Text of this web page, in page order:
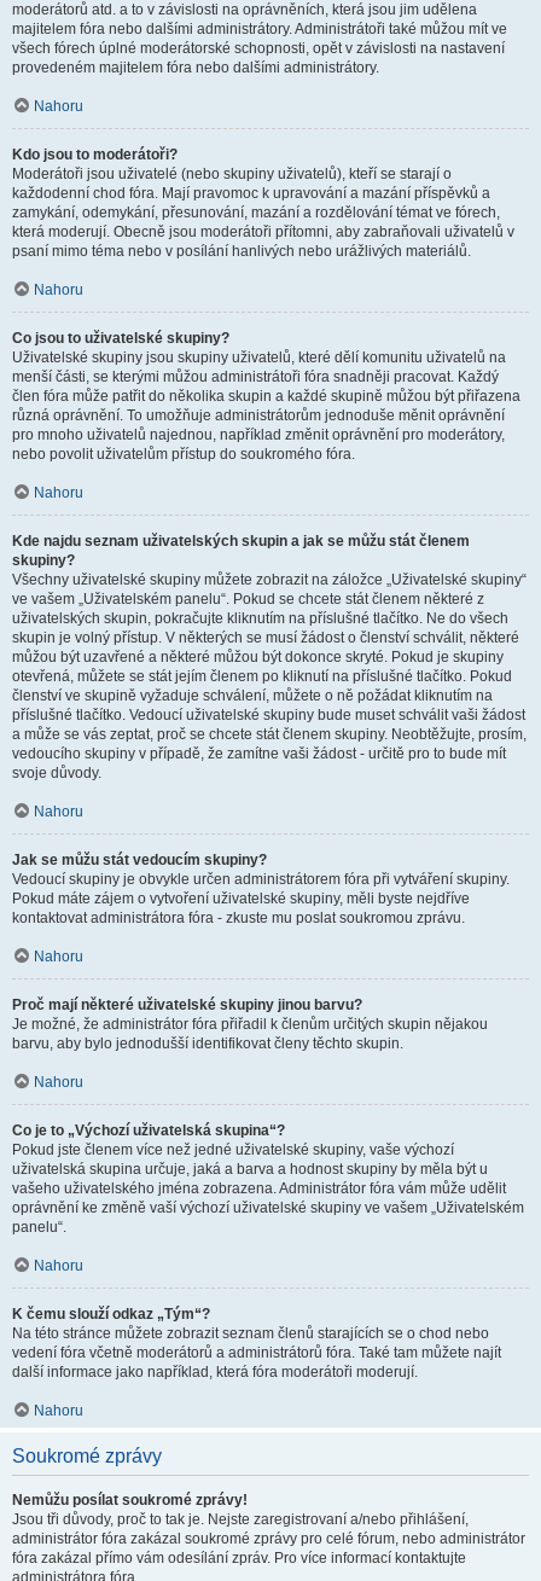
moderátorů atd. a to v závislosti na oprávněních, která jsou jim udělena
majitelem fóra nebo dalšími administrátory. Administrátoři také můžou mít ve
všech fórech úplné moderátorské schopnosti, opět v závislosti na nastavení
provedeném majitelem fóra nebo dalšími administrátory.
Nahoru
Kdo jsou to moderátoři?
Moderátoři jsou uživatelé (nebo skupiny uživatelů), kteří se starají o
každodenní chod fóra. Mají pravomoc k upravování a mazání příspěvků a
zamykání, odemykání, přesunování, mazání a rozdělování témat ve fórech,
která moderují. Obecně jsou moderátoři přítomni, aby zabraňovali uživatelů v
psaní mimo téma nebo v posílání hanlivých nebo urážlivých materiálů.
Nahoru
Co jsou to uživatelské skupiny?
Uživatelské skupiny jsou skupiny uživatelů, které dělí komunitu uživatelů na
menší části, se kterými můžou administrátoři fóra snadněji pracovat. Každý
člen fóra může patřit do několika skupin a každé skupině můžou být přiřazena
různá oprávnění. To umožňuje administrátorům jednoduše měnit oprávnění
pro mnoho uživatelů najednou, například změnit oprávnění pro moderátory,
nebo povolit uživatelům přístup do soukromého fóra.
Nahoru
Kde najdu seznam uživatelských skupin a jak se můžu stát členem
skupiny?
Všechny uživatelské skupiny můžete zobrazit na záložce „Uživatelské skupiny“
ve vašem „Uživatelském panelu“. Pokud se chcete stát členem některé z
uživatelských skupin, pokračujte kliknutím na příslušné tlačítko. Ne do všech
skupin je volný přístup. V některých se musí žádost o členství schválit, některé
můžou být uzavřené a některé můžou být dokonce skryté. Pokud je skupiny
otevřená, můžete se stát jejím členem po kliknutí na příslušné tlačítko. Pokud
členství ve skupině vyžaduje schválení, můžete o ně požádat kliknutím na
příslušné tlačítko. Vedoucí uživatelské skupiny bude muset schválit vaši žádost
a může se vás zeptat, proč se chcete stát členem skupiny. Neobtěžujte, prosím,
vedoucího skupiny v případě, že zamítne vaši žádost - určitě pro to bude mít
svoje důvody.
Nahoru
Jak se můžu stát vedoucím skupiny?
Vedoucí skupiny je obvykle určen administrátorem fóra při vytváření skupiny.
Pokud máte zájem o vytvoření uživatelské skupiny, měli byste nejdříve
kontaktovat administrátora fóra - zkuste mu poslat soukromou zprávu.
Nahoru
Proč mají některé uživatelské skupiny jinou barvu?
Je možné, že administrátor fóra přiřadil k členům určitých skupin nějakou
barvu, aby bylo jednodušší identifikovat členy těchto skupin.
Nahoru
Co je to „Výchozí uživatelská skupina“?
Pokud jste členem více než jedné uživatelské skupiny, vaše výchozí
uživatelská skupina určuje, jaká a barva a hodnost skupiny by měla být u
vašeho uživatelského jména zobrazena. Administrátor fóra vám může udělit
oprávnění ke změně vaší výchozí uživatelské skupiny ve vašem „Uživatelském
panelu“.
Nahoru
K čemu slouží odkaz „Tým“?
Na této stránce můžete zobrazit seznam členů starajících se o chod nebo
vedení fóra včetně moderátorů a administrátorů fóra. Také tam můžete najít
další informace jako například, která fóra moderátoři moderují.
Nahoru
Soukromé zprávy
Nemůžu posílat soukromé zprávy!
Jsou tři důvody, proč to tak je. Nejste zaregistrovaní a/nebo přihlášení,
administrátor fóra zakázal soukromé zprávy pro celé fórum, nebo administrátor
fóra zakázal přímo vám odesílání zpráv. Pro více informací kontaktujte
administrátora fóra.